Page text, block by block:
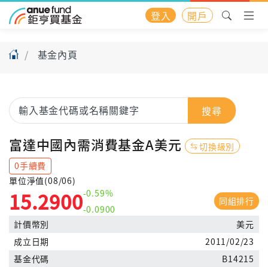
登入 開戶
基金內頁
搜尋
富達中國內需消費基金A美元
切換級別
0手續費
單位淨值(08/06)
15.2900-0.59%
-0.0900
同組排行
計價幣別
美元
成立日期
2011/02/23
基金代碼
B14215